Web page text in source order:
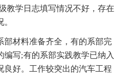
教学日志填写情况不好，存在
材料准备齐全，有的系部完
编写;有的系部实践教学已纳入
良好。工作较突出的汽车工程